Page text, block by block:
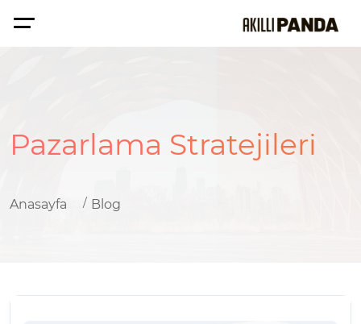
Pazarlama Stratejileri
Anasayfa Blog